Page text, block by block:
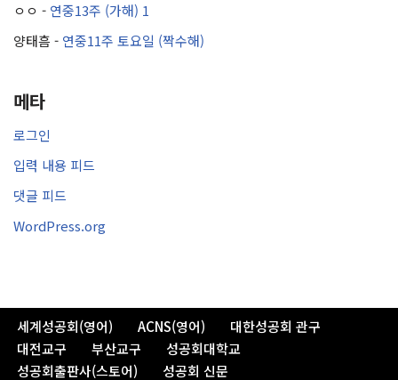
ㅇㅇ - 연중13주 (가해) 1
양태흠 - 연중11주 토요일 (짝수해)
메타
로그인
입력 내용 피드
댓글 피드
WordPress.org
세계성공회(영어) ACNS(영어)
대한성공회 관구
대전교구
부산교구
성공회대학교
성공회출판사(스토어)
성공회 신문